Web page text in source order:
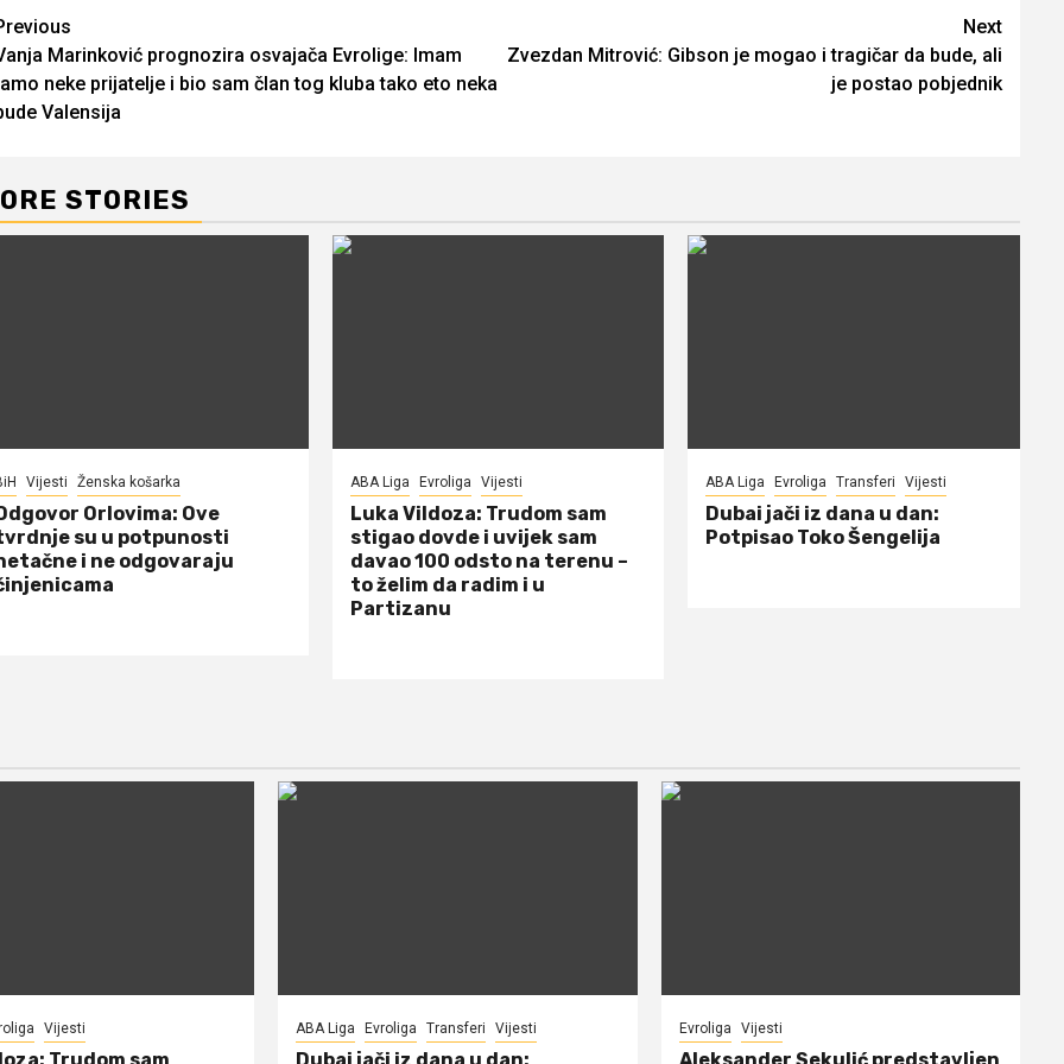
Marinković prognozira osvajača Evrolige: Imam
neke prijatelje i bio sam član tog kluba tako eto neka
Valensija
Next
Zvezdan Mitrović: Gibson je mogao i tragičar da bude, ali
je postao pobjednik
STORIES
Vijesti Ženska košarka
Orlovima: ​Ove
su u potpunosti
i ne odgovaraju
ABA Liga Evroliga Vijesti
Luka Vildoza: Trudom sam
stigao dovde i uvijek sam
davao 100 odsto na terenu –
to želim da radim i u
Partizanu
ABA Liga Evroliga Transferi Vijesti
Dubai jači iz dana u dan:
Potpisao Toko Šengelija
Vijesti ABA Liga Evroliga Transferi Vijesti Evroliga Vijesti